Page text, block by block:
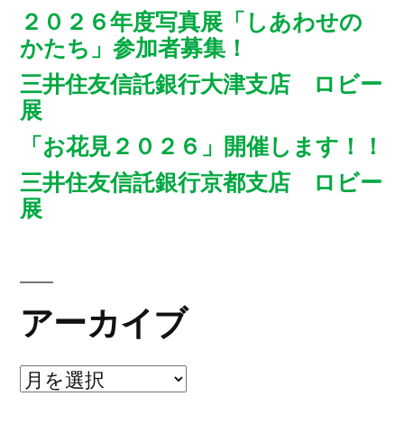
２０２６年度写真展「しあわせの
かたち」参加者募集！
三井住友信託銀行大津支店 ロビー
展
「お花見２０２６」開催します！！
三井住友信託銀行京都支店 ロビー
展
アーカイブ
ア